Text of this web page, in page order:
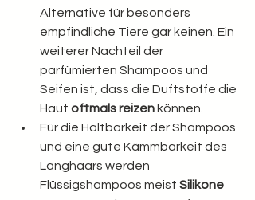
Alternative für besonders
empfindliche Tiere gar keinen. Ein
weiterer Nachteil der
parfümierten Shampoos und
Seifen ist, dass die Duftstoffe die
Haut oftmals reizen können.
Für die Haltbarkeit der Shampoos
und eine gute Kämmbarkeit des
Langhaars werden
Flüssigshampoos meist Silikone